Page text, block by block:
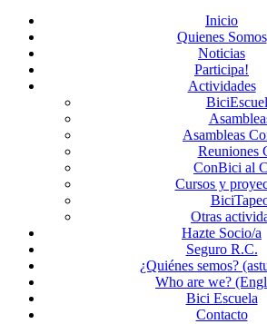
Inicio
Quienes Somos
Noticias
Participa!
Actividades
Asambleas
Reuniones
ConBici al
Cursos y
Otras
Hazte Socio/a
Seguro R.C.
¿Quiénes semos?
Who are we?
Bici Escuela
Contacto